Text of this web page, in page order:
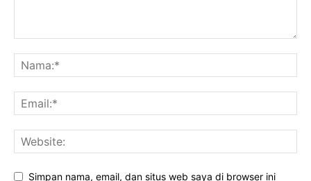
Simpan nama, email, dan situs web saya di browser ini